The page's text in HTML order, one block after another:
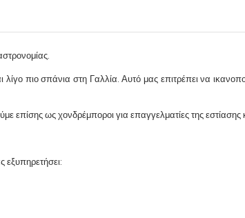
πιο σπάνια στη Γαλλία. Αυτό μας επιτρέπει να
επίσης ως χονδρέμποροι για επαγγελματίες της εστίασης
εξυπηρετήσει: